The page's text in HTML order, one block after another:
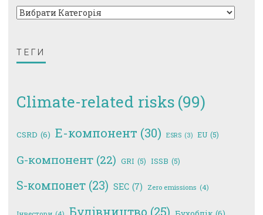
ТЕГИ
Climate-related risks (99)
CSRD (6) E-компонент (30) ESRS (3) EU (5)
G-компонент (22) GRI (5) ISSB (5)
S-компонет (23) SEC (7) Zero emissions (4)
Будівництво (25)